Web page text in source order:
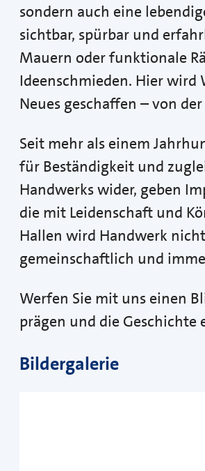
sondern auch eine
sichtbar, spürbar und
Mauern oder funktionale
Ideenschmieden. Hier wird
Neues geschaffen – von
Seit mehr als einem
für Beständigkeit und
Handwerks wider, geben
die mit Leidenschaft und
Hallen wird Handwerk
gemeinschaftlich und
Werfen Sie mit uns einen
prägen und die
Bildergalerie